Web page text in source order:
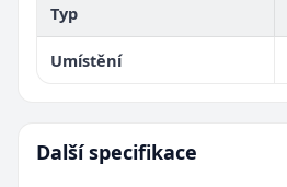
Typ
Umístění
Další specifikace